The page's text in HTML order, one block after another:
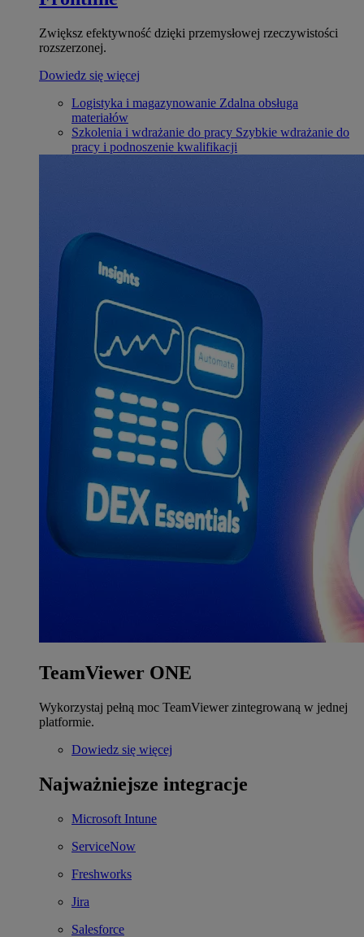
Zwiększ efektywność dzięki przemysłowej rzeczywistości
rozszerzonej.
Dowiedz się więcej
Logistyka i magazynowanie Zdalna obsługa
materiałów
Szkolenia i wdrażanie do pracy Szybkie wdrażanie do
pracy i podnoszenie kwalifikacji
TeamViewer ONE
Wykorzystaj pełną moc TeamViewer zintegrowaną w jednej
platformie.
Dowiedz się więcej
Najważniejsze integracje
Microsoft Intune
ServiceNow
Freshworks
Jira
Salesforce